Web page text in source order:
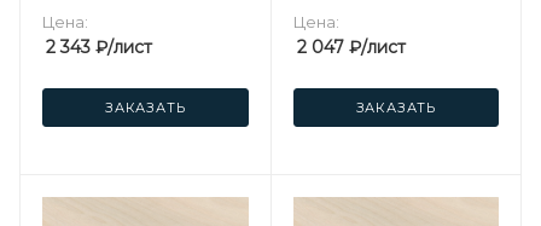
Цена:
2 343 ₽/лист
ЗАКАЗАТЬ
Цена:
2 047₽/лист
ЗАКАЗАТЬ